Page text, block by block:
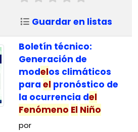
Guardar en listas
Boletín técnico:
Generación de
modelos climáticos
para el pronóstico de
la ocurrencia del
Fenómeno El Niño
por